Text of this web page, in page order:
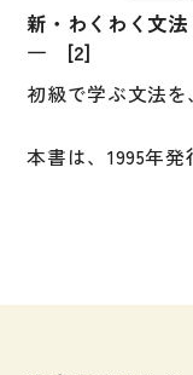
ようになると、
（本書「はじめに
【対象レベル】
[1巻]（第1課～第
ル］
新・わくわく文
― [2]
初級で学ぶ文法を
本書は、1995年